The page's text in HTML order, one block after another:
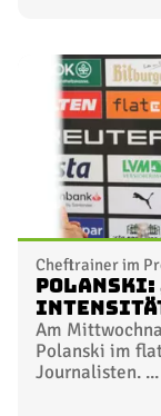
Cheftrainer im
Polanski:
Am
Polanski im
Journalisten. ...